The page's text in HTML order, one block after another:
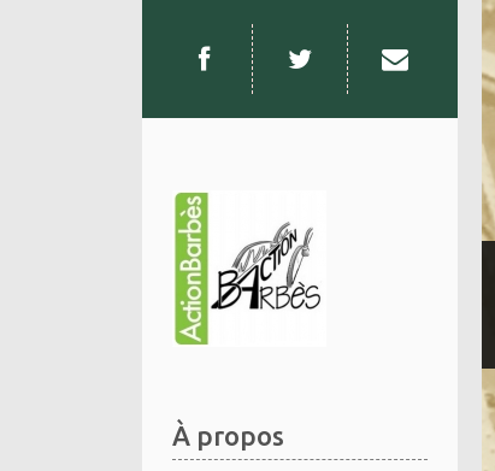
À propos